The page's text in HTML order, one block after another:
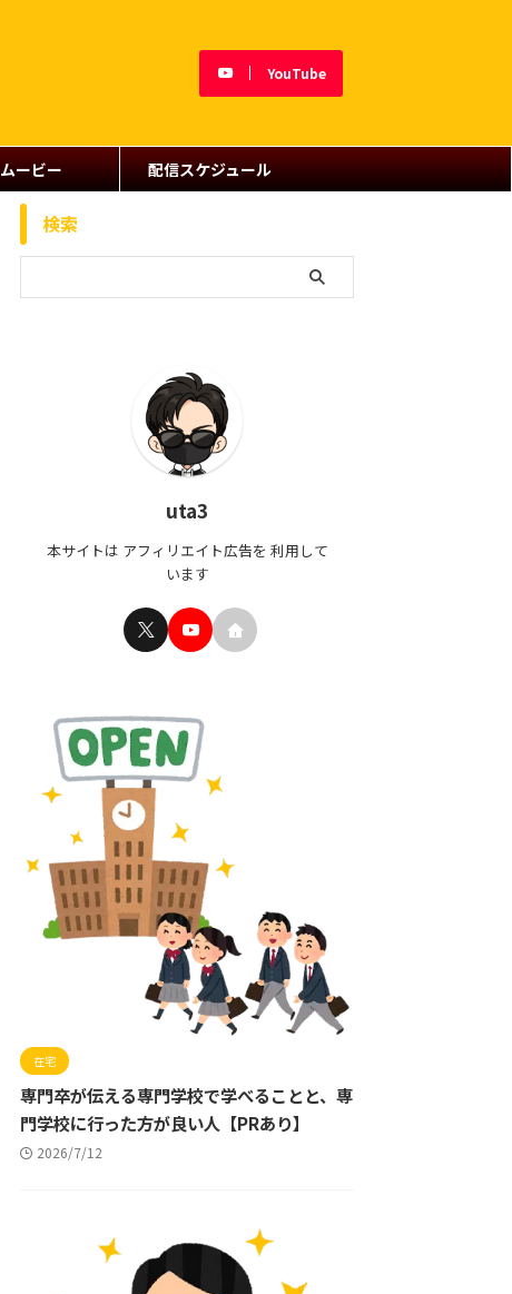
YouTube
ムービー 配信スケジュール
検索
uta3
本サイトは アフィリエイト広告を 利用して
います
在宅
専門卒が伝える専門学校で学べることと、専
門学校に行った方が良い人【PRあり】
2026/7/12